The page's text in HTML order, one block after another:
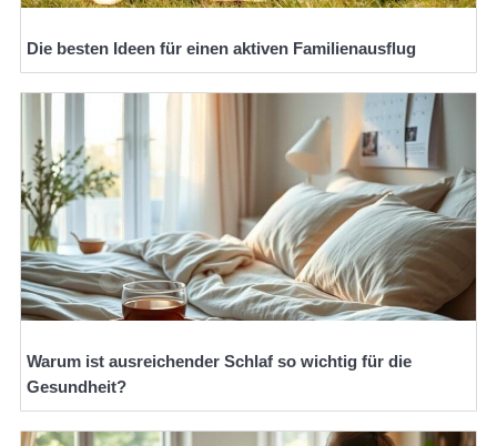
Die besten Ideen für einen aktiven Familienausflug
Warum ist ausreichender Schlaf so wichtig für die
Gesundheit?